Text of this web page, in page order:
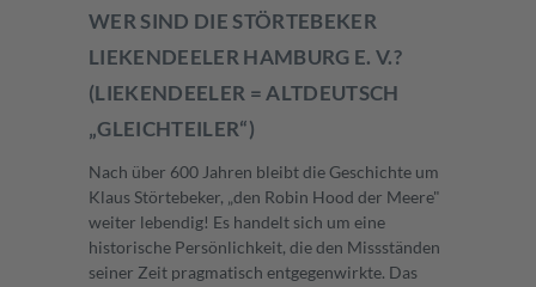
WER SIND DIE STÖRTEBEKER
LIEKENDEELER HAMBURG E. V.?
(LIEKENDEELER = ALTDEUTSCH
„GLEICHTEILER“)
Nach über 600 Jahren bleibt die Geschichte um
Klaus Störtebeker, „den Robin Hood der Meere"
weiter lebendig! Es handelt sich um eine
historische Persönlichkeit, die den Missständen
seiner Zeit pragmatisch entgegenwirkte. Das